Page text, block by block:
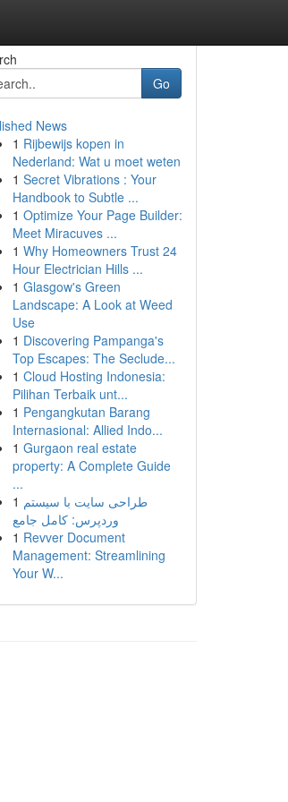
Go
News
1 Rijbewijs kopen in
Nederland: Wat u moet weten
1 Secret Vibrations : Your
Handbook to Subtle ...
1 Optimize Your Page Builder:
Meet Miracuves ...
1 Why Homeowners Trust 24
Hour Electrician Hills ...
1 Glasgow's Green
Landscape: A Look at Weed
Use
1 Discovering Pampanga's
Top Escapes: The Seclude...
1 Cloud Hosting Indonesia:
Pilihan Terbaik unt...
1 Pengangkutan Barang
Internasional: Allied Indo...
1 Gurgaon real estate
property: A Complete Guide
...
1 طراحی سایت با سیستم
وردپرس: کامل جامع
1 Revver Document
Management: Streamlining
Your W...